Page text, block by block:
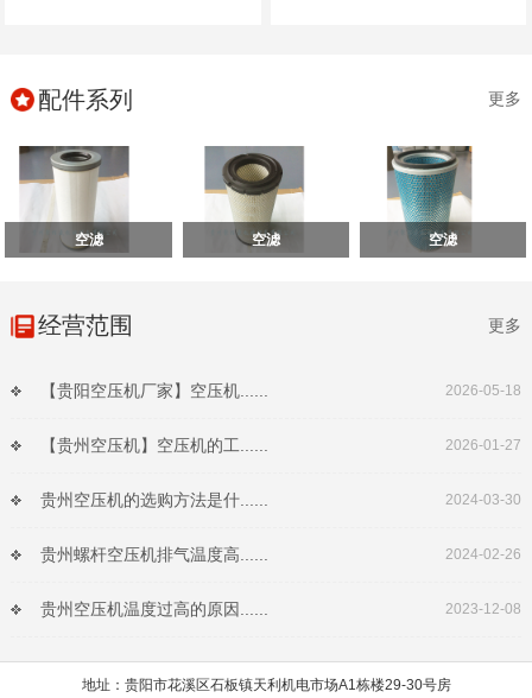
配件系列 更多
空滤 空滤 空滤
经营范围 更多
【贵阳空压机厂家】空压机...... 2026-05-18
【贵州空压机】空压机的工...... 2026-01-27
贵州空压机的选购方法是什...... 2024-03-30
贵州螺杆空压机排气温度高...... 2024-02-26
贵州空压机温度过高的原因...... 2023-12-08
地址：贵阳市花溪区石板镇天利机电市场A1栋楼29-30号房